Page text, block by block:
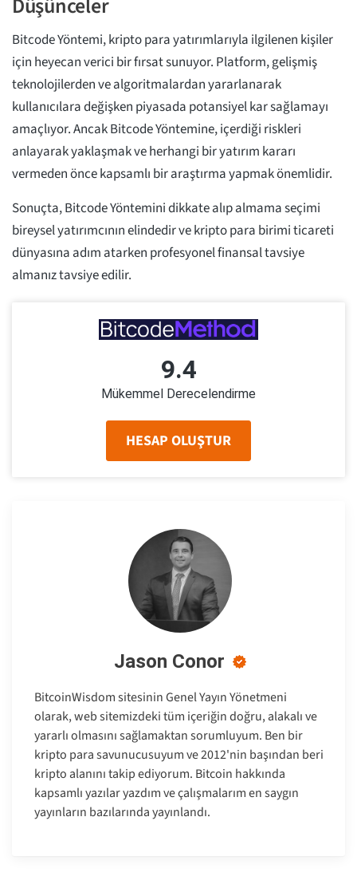
Bitcode Yöntemi, kripto para yatırımlarıyla ilgilenen kişiler
için heyecan verici bir fırsat sunuyor. Platform, gelişmiş
teknolojilerden ve algoritmalardan yararlanarak
kullanıcılara değişken piyasada potansiyel kar sağlamayı
amaçlıyor. Ancak Bitcode Yöntemine, içerdiği riskleri
anlayarak yaklaşmak ve herhangi bir yatırım kararı
vermeden önce kapsamlı bir araştırma yapmak önemlidir.
Sonuçta, Bitcode Yöntemini dikkate alıp almama seçimi
bireysel yatırımcının elindedir ve kripto para birimi ticareti
dünyasına adım atarken profesyonel finansal tavsiye
almanız tavsiye edilir.
9.4
Mükemmel Derecelendirme
HESAP OLUŞTUR
Jason Conor
BitcoinWisdom sitesinin Genel Yayın Yönetmeni
olarak, web sitemizdeki tüm içeriğin doğru, alakalı ve
yararlı olmasını sağlamaktan sorumluyum. Ben bir
kripto para savunucusuyum ve 2012'nin başından beri
kripto alanını takip ediyorum. Bitcoin hakkında
kapsamlı yazılar yazdım ve çalışmalarım en saygın
yayınların bazılarında yayınlandı.